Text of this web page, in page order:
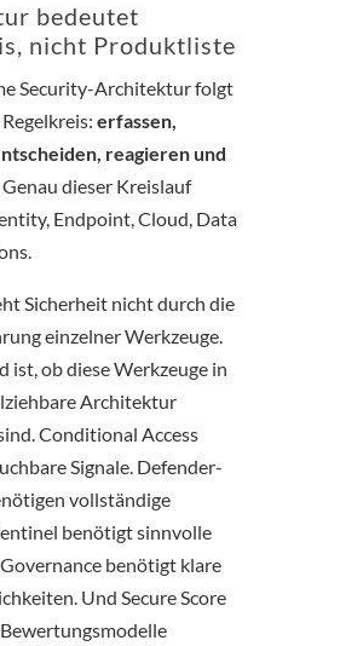
bedeutet
nicht Produktliste
Security-Architektur folgt
erfassen,
reagieren und
Genau dieser Kreislauf
Endpoint, Cloud, Data
Sicherheit nicht durch die
einzelner Werkzeuge.
ist, ob diese Werkzeuge in
Architektur
Conditional Access
Signale. Defender-
vollständige
benötigt sinnvolle
benötigt klare
Und Secure Score